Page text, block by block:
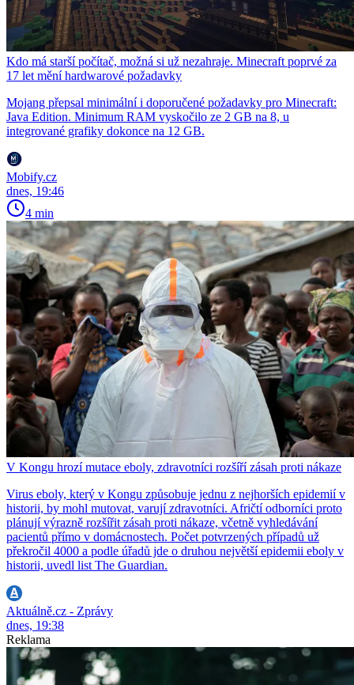
Kdo má starší počítač, možná si už nezahraje. Minecraft poprvé za
17 let mění hardwarové požadavky
Mojang přepsal minimální i doporučené požadavky pro Minecraft:
Java Edition. Minimum RAM vyskočilo ze 2 GB na 8, u
integrované grafiky dokonce na 12 GB.
Mobify.cz
dnes, 19:46
4 min
V Kongu hrozí mutace eboly, zdravotníci rozšíří zásah proti nákaze
Virus eboly, který v Kongu způsobuje jednu z nejhorších epidemií v
historii, by mohl mutovat, varují zdravotníci. Afričtí odborníci proto
plánují výrazně rozšířit zásah proti nákaze, včetně vyhledávání
pacientů přímo v domácnostech. Počet potvrzených případů už
překročil 4000 a podle úřadů jde o druhou největší epidemii eboly v
historii, uvedl list The Guardian.
Aktuálně.cz - Zprávy
dnes, 19:38
Reklama